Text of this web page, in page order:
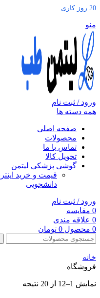
20 روز کاری
منو
ورود / ثبت نام
همه دسته ها
صفحه اصلی
محصولات
تماس با ما
تحویل کالا
گوشی پزشکی لیتمن
دانشجویی
ورود / ثبت نام
0 مقایسه
0 علاقه مندی
0 محصول 0 تومان
خانه
فروشگاه
نمایش 1–12 از 20 نتیجه